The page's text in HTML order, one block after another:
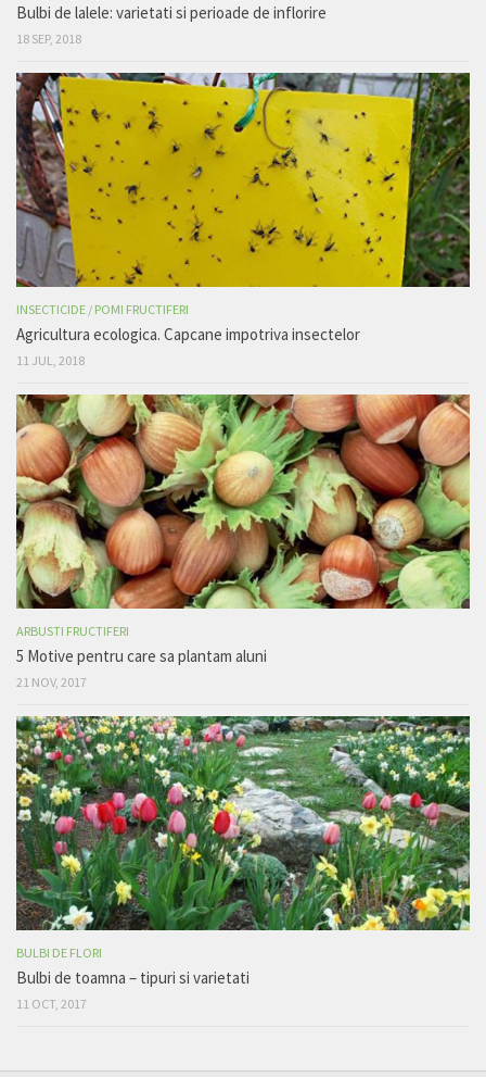
Bulbi de lalele: varietati si perioade de inflorire
18 SEP, 2018
INSECTICIDE / POMI FRUCTIFERI
Agricultura ecologica. Capcane impotriva insectelor
11 JUL, 2018
ARBUSTI FRUCTIFERI
5 Motive pentru care sa plantam aluni
21 NOV, 2017
BULBI DE FLORI
Bulbi de toamna – tipuri si varietati
11 OCT, 2017